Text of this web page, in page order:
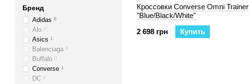
Кроссовки Converse Omni Trainer
"Blue/Black/White"
2 698 грн
Купить
Бренд
Adidas 8
Alo 0
Asics 1
Balenciaga 0
Buffalo 0
Converse 1
DC 0